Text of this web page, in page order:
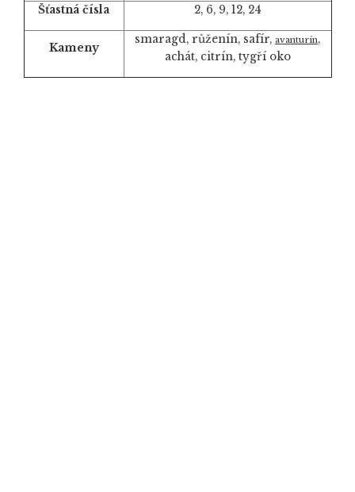
Šťastná čísla 2, 6, 9, 12, 24
Kameny
smaragd, růženín, safír, avanturín,
achát, citrín, tygří oko